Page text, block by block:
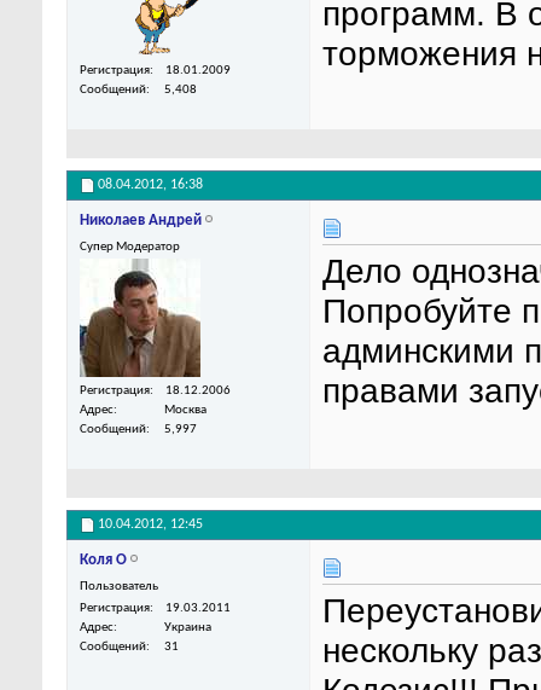
Регистрация
18.01.2009
Сообщений
5,408
программ. В
торможения
08.04.2012, 16:38
Николаев Андрей
Супер Модератор
Регистрация
18.12.2006
Адрес
Москва
Сообщений
5,997
Дело
Попробуйте
админскими
правами
10.04.2012, 12:45
Коля О
Пользователь
Регистрация
19.03.2011
Адрес
Украина
Сообщений
31
нескольку